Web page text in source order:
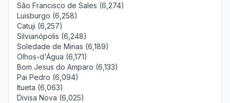
São Francisco de Sales (6,274)
Luisburgo (6,258)
Catuji (6,257)
Silvianópolis (6,248)
Soledade de Minas (6,189)
Olhos-d'Água (6,171)
Bom Jesus do Amparo (6,133)
Pai Pedro (6,094)
Itueta (6,063)
Divisa Nova (6,025)